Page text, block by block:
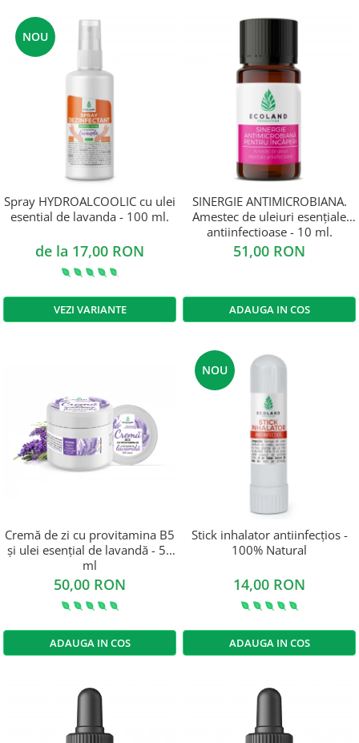
NOU
Spray HYDROALCOOLIC cu ulei
esential de lavanda - 100 ml.
de la 17,00 RON
VEZI VARIANTE
SINERGIE ANTIMICROBIANA.
Amestec de uleiuri esențiale
antiinfectioase - 10 ml.
51,00 RON
ADAUGA IN COS
Cremă de zi cu provitamina B5
și ulei esențial de lavandă - 50
ml
50,00 RON
ADAUGA IN COS
NOU
Stick inhalator antiinfecțios -
100% Natural
14,00 RON
ADAUGA IN COS